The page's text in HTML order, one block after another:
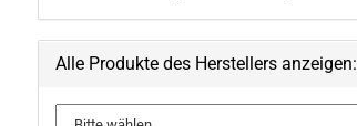
Alle Produkte des Herstellers anzeigen: